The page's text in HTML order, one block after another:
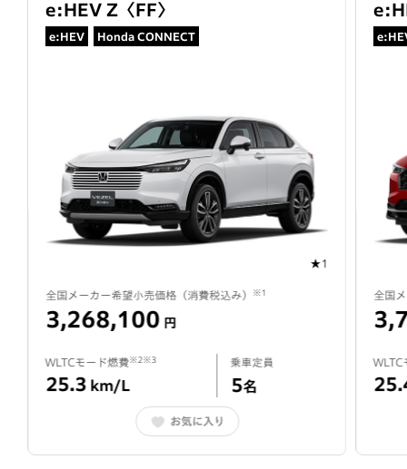
e:HEV Z 〈 FF〉
e:HEV Honda CONNECT
★1
全国メーカー希望小売価格（消費税込み） ※1
3,268,100 円
WLTCモード燃費※2※3
25.3 km/L
乗車定員
5名
お気に入り
全国
WLTC